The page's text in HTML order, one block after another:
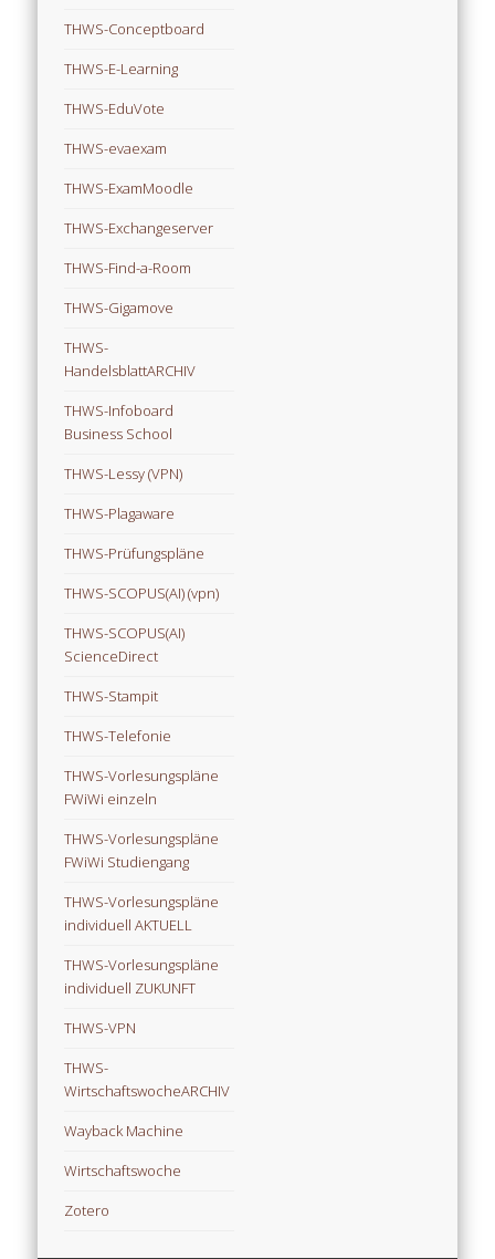
THWS-Conceptboard
THWS-E-Learning
THWS-EduVote
THWS-evaexam
THWS-ExamMoodle
THWS-Exchangeserver
THWS-Find-a-Room
THWS-Gigamove
THWS-
HandelsblattARCHIV
THWS-Infoboard
Business School
THWS-Lessy (VPN)
THWS-Plagaware
THWS-Prüfungspläne
THWS-SCOPUS(AI) (vpn)
THWS-SCOPUS(AI)
ScienceDirect
THWS-Stampit
THWS-Telefonie
THWS-Vorlesungspläne
FWiWi einzeln
THWS-Vorlesungspläne
FWiWi Studiengang
THWS-Vorlesungspläne
individuell AKTUELL
THWS-Vorlesungspläne
individuell ZUKUNFT
THWS-VPN
THWS-
WirtschaftswocheARCHIV
Wayback Machine
Wirtschaftswoche
Zotero